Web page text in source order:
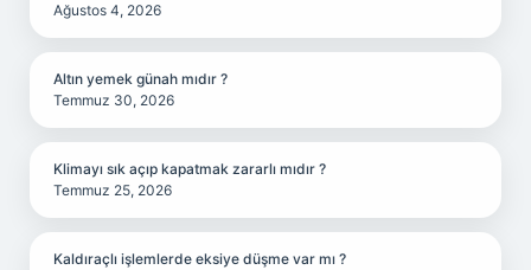
Ağustos 4, 2026
Altın yemek günah mıdır ?
Temmuz 30, 2026
Klimayı sık açıp kapatmak zararlı mıdır ?
Temmuz 25, 2026
Kaldıraçlı işlemlerde eksiye düşme var mı ?